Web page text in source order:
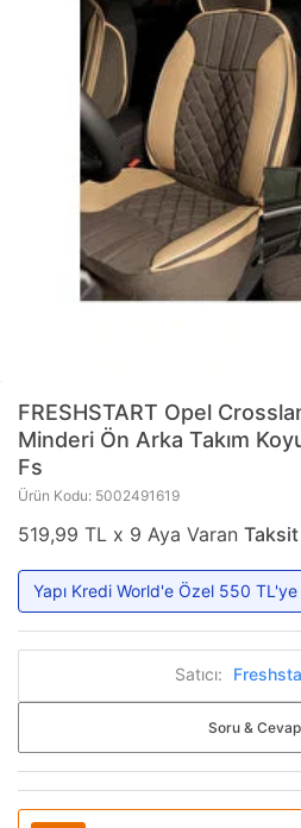
FRESHSTART Opel
Minderi Ön Arka Takım
Fs
Ürün Kodu: 5002491619
519,99 TL x 9 Aya Varan
Yapı Kredi World'e Özel 550
Satıcı:
Soru &